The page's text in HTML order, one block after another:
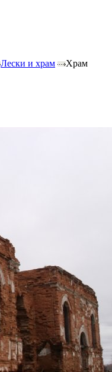
Лески и храм Храм